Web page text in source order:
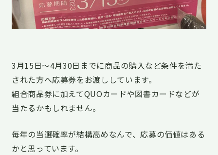
3月15日〜4月30日までに商品の購入など条件を満た
された方へ応募券をお渡ししています。
組合商品券に加えてQUOカードや図書カードなどが
当たるかもしれません。
毎年の当選確率が結構高めなんで、応募の価値はある
かと思っています。